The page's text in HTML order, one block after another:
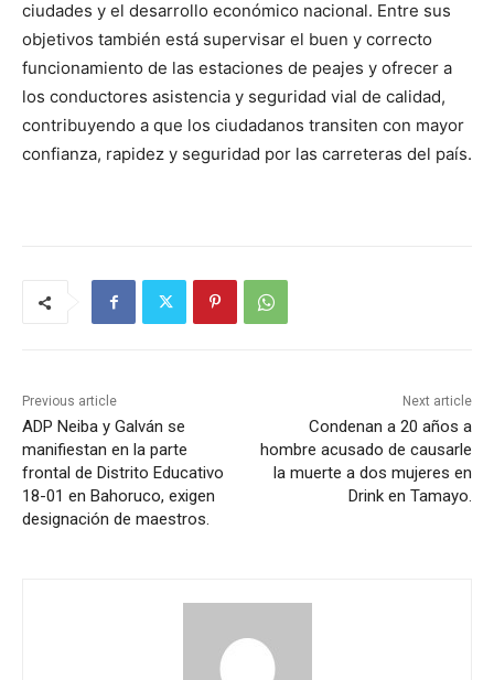
ciudades y el desarrollo económico nacional. Entre sus
objetivos también está supervisar el buen y correcto
funcionamiento de las estaciones de peajes y ofrecer a
los conductores asistencia y seguridad vial de calidad,
contribuyendo a que los ciudadanos transiten con mayor
confianza, rapidez y seguridad por las carreteras del país.
Previous article
ADP Neiba y Galván se
manifiestan en la parte
frontal de Distrito Educativo
18-01 en Bahoruco, exigen
designación de maestros.
Next article
Condenan a 20 años a
hombre acusado de causarle
la muerte a dos mujeres en
Drink en Tamayo.